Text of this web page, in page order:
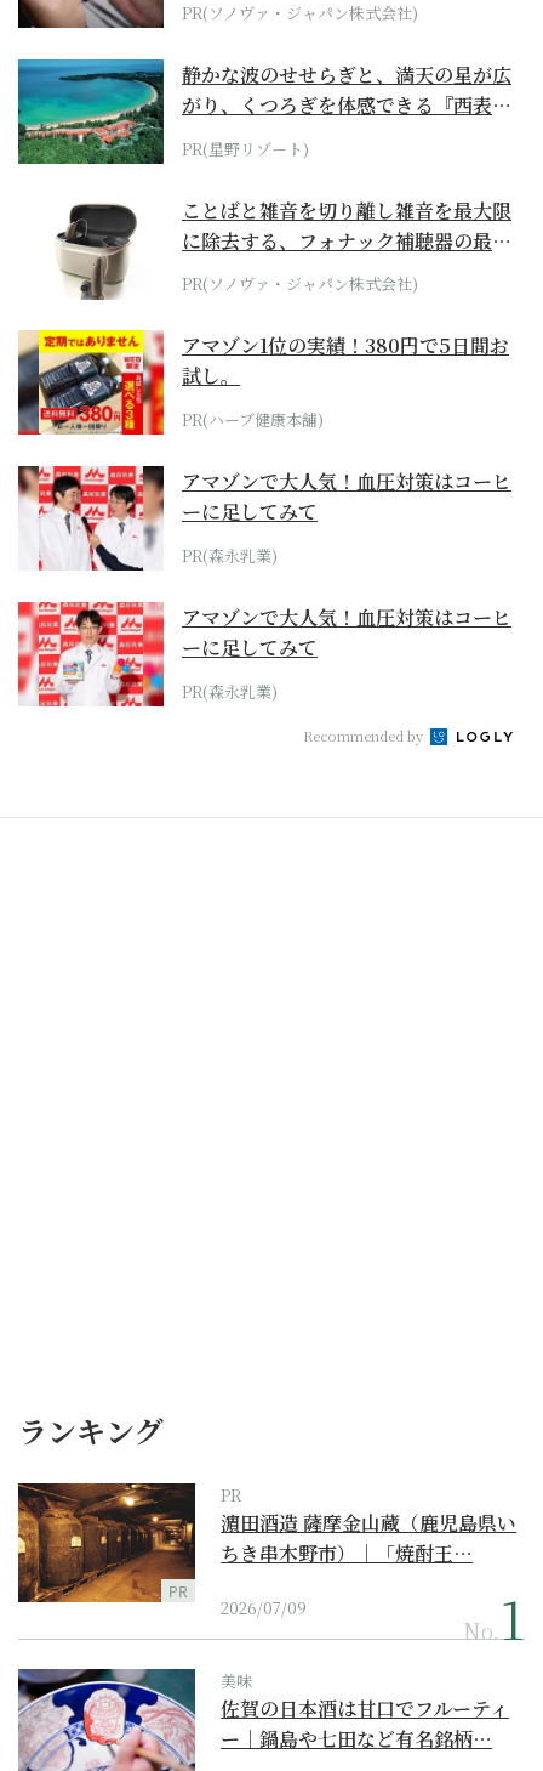
PR(ソノヴァ・ジャパン株式会社)
静かな波のせせらぎと、満天の星が広
がり、くつろぎを体感できる『西表島
ホテル by...
PR(星野リゾート)
ことばと雑音を切り離し雑音を最大限
に除去する、フォナック補聴器の最上
位モデル
PR(ソノヴァ・ジャパン株式会社)
アマゾン1位の実績！380円で5日間お
試し。
PR(ハーブ健康本舗)
アマゾンで大人気！血圧対策はコーヒ
ーに足してみて
PR(森永乳業)
アマゾンで大人気！血圧対策はコーヒ
ーに足してみて
PR(森永乳業)
Recommended by
ランキング
PR
PR
濵田酒造 薩摩金山蔵（鹿児島県い
ちき串木野市）｜「焼酎王…
2026/07/09
No.
美味
佐賀の日本酒は甘口でフルーティ
ー｜鍋島や七田など有名銘柄…